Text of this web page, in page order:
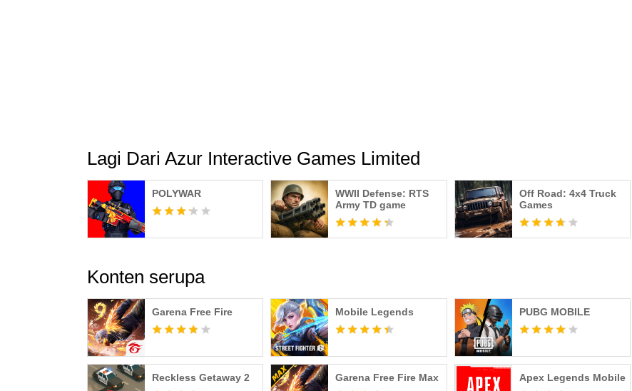
Lagi Dari Azur Interactive Games Limited
POLYWAR
WWII Defense: RTS
Army TD game
Off Road: 4x4 Truck
Games
Konten serupa
Garena Free Fire Mobile Legends PUBG MOBILE
Reckless Getaway 2 Garena Free Fire Max Apex Legends Mobile